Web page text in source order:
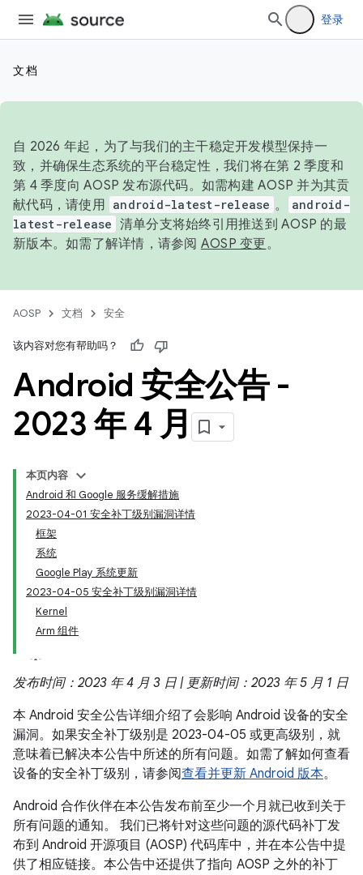
登录
文档
自 2026 年起，为了与我们的主干稳定开发模型保持一
致，并确保生态系统的平台稳定性，我们将在第 2 季度和
第 4 季度向 AOSP 发布源代码。如需构建 AOSP 并为其贡
献代码，请使用 android-latest-release 。
android-
latest-release 清单分支将始终引用推送到 AOSP 的最
新版本。如需了解详情，请参阅 AOSP 变更。
AOSP 文档 安全
该内容对您有帮助吗？
Android 安全公告 -
2023 年 4 月
本页内容
Android 和 Google 服务缓解措施
2023-04-01 安全补丁级别漏洞详情
框架
系统
Google Play 系统更新
2023-04-05 安全补丁级别漏洞详情
Kernel
Arm 组件
发布时间：2023 年 4 月 3 日 | 更新时间：2023 年 5 月 1 日
本 Android 安全公告详细介绍了会影响 Android 设备的安全
漏洞。如果安全补丁级别是 2023-04-05 或更高级别，就
意味着已解决本公告中所述的所有问题。如需了解如何查看
设备的安全补丁级别，请参阅查看并更新 Android 版本。
Android 合作伙伴在本公告发布前至少一个月就已收到关于
所有问题的通知。 我们已将针对这些问题的源代码补丁发
布到 Android 开源项目 (AOSP) 代码库中，并在本公告中提
供了相应链接。本公告中还提供了指向 AOSP 之外的补丁